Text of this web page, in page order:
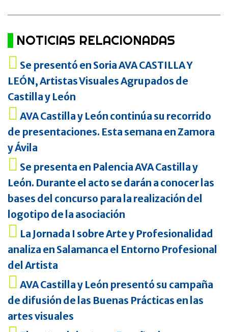
NOTICIAS RELACIONADAS
Se presentó en Soria AVA CASTILLA Y
LEÓN, Artistas Visuales Agrupados de
Castilla y León
AVA Castilla y León continúa su recorrido
de presentaciones. Esta semana en Zamora
y Ávila
Se presenta en Palencia AVA Castilla y
León. Durante el acto se darán a conocer las
bases del concurso para la realización del
logotipo de la asociación
La Jornada I sobre Arte y Profesionalidad
analiza en Salamanca el Entorno Profesional
del Artista
AVA Castilla y León presentó su campaña
de difusión de las Buenas Prácticas en las
artes visuales